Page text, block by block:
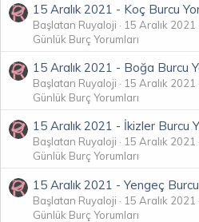
15 Aralık 2021 - Koç Burcu
Başlatan Ruyaloji 15 Aralık 2021
Günlük Burç Yorumları
15 Aralık 2021 - Boğa Burcu
Başlatan Ruyaloji 15 Aralık 2021
Günlük Burç Yorumları
15 Aralık 2021 - İkizler Burcu
Başlatan Ruyaloji 15 Aralık 2021
Günlük Burç Yorumları
15 Aralık 2021 - Yengeç
Başlatan Ruyaloji 15 Aralık 2021
Günlük Burç Yorumları